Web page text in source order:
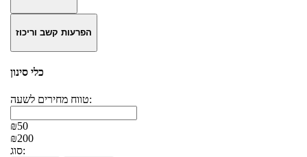
הפרעות קשב וריכוז
כלי סינון
טווח מחירים לשעה:
₪50
₪200
סוג: